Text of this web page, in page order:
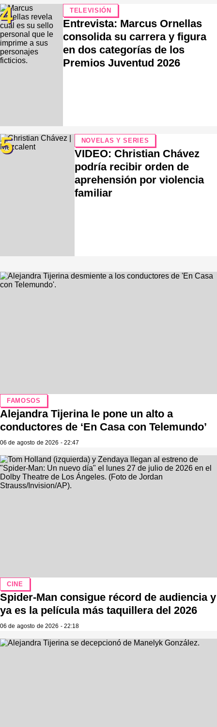
4 TELEVISIÓN
Entrevista: Marcus Ornellas
consolida su carrera y figura
en dos categorías de los
Premios Juventud 2026
5 NOVELAS Y SERIES
VIDEO: Christian Chávez
podría recibir orden de
aprehensión por violencia
familiar
FAMOSOS
Alejandra Tijerina le pone un alto a
conductores de ‘En Casa con Telemundo’
06 de agosto de 2026 - 22:47
CINE
Spider-Man consigue récord de audiencia y
ya es la película más taquillera del 2026
06 de agosto de 2026 - 22:18